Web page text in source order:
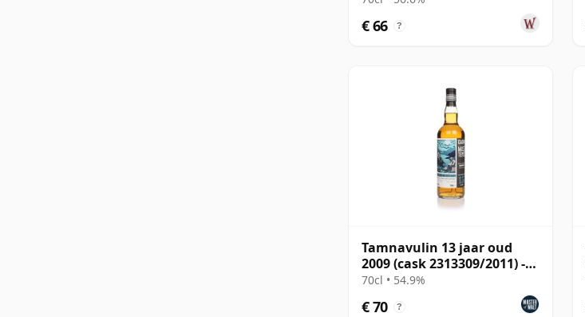
€ 66 ?
Tamnavulin 13 jaar oud
2009 (cask 2313309/2011) -
Cask Masters
70cl • 54.9%
€ 70 ?